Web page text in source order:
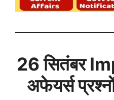
26 सितंबर
अफेयर्स